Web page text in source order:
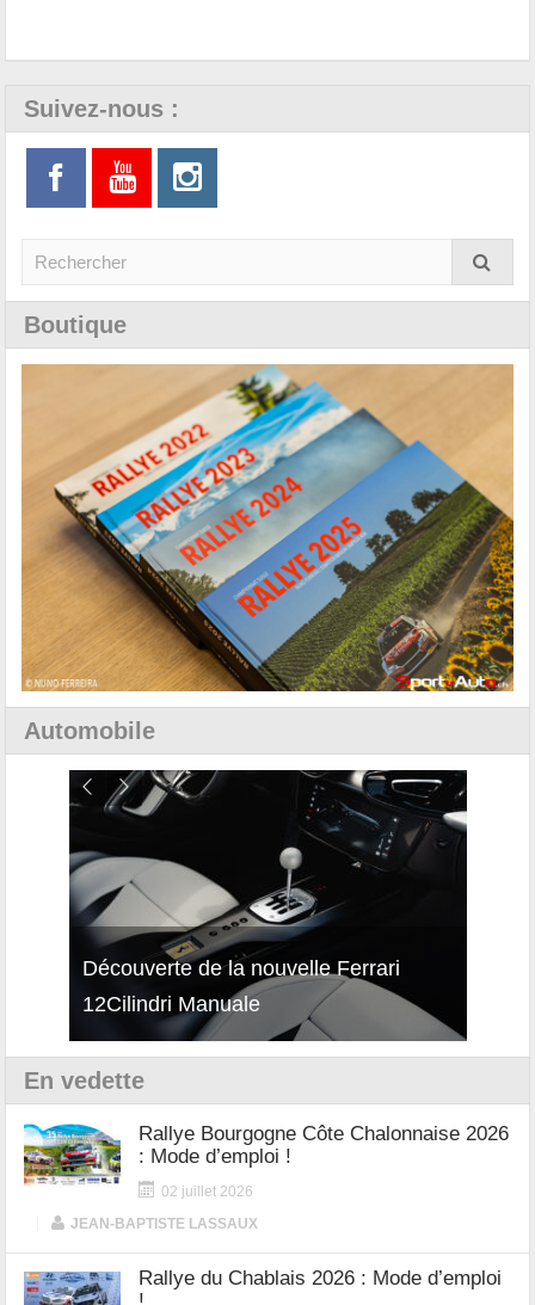
Suivez-nous :
Boutique
Automobile
Découverte de la nouvelle Ferrari
12Cilindri Manuale
En vedette
Rallye Bourgogne Côte Chalonnaise 2026
: Mode d’emploi !
02 juillet 2026
JEAN-BAPTISTE LASSAUX
Rallye du Chablais 2026 : Mode d’emploi